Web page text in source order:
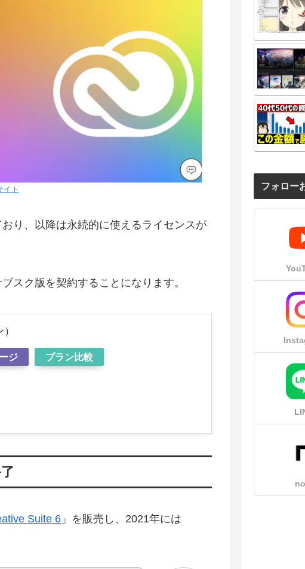
イト
り、以降は永続的に使えるライセンスが
スク版を契約することになります。
ジ プラン比較
Suite 6 」を販売し、2021年には
フォロー